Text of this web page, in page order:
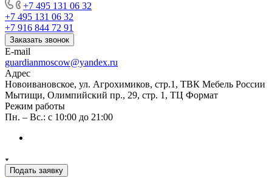
+7 495 131 06 32
+7 495 131 06 32
+7 916 844 72 91
Заказать звонок
E-mail
guardianmoscow@yandex.ru
Адрес
Новоивановское, ул. Агрохимиков, стр.1, ТВК Мебель России
Мытищи, Олимпийский пр., 29, стр. 1, ТЦ Формат
Режим работы
Пн. – Вс.: с 10:00 до 21:00
Подать заявку